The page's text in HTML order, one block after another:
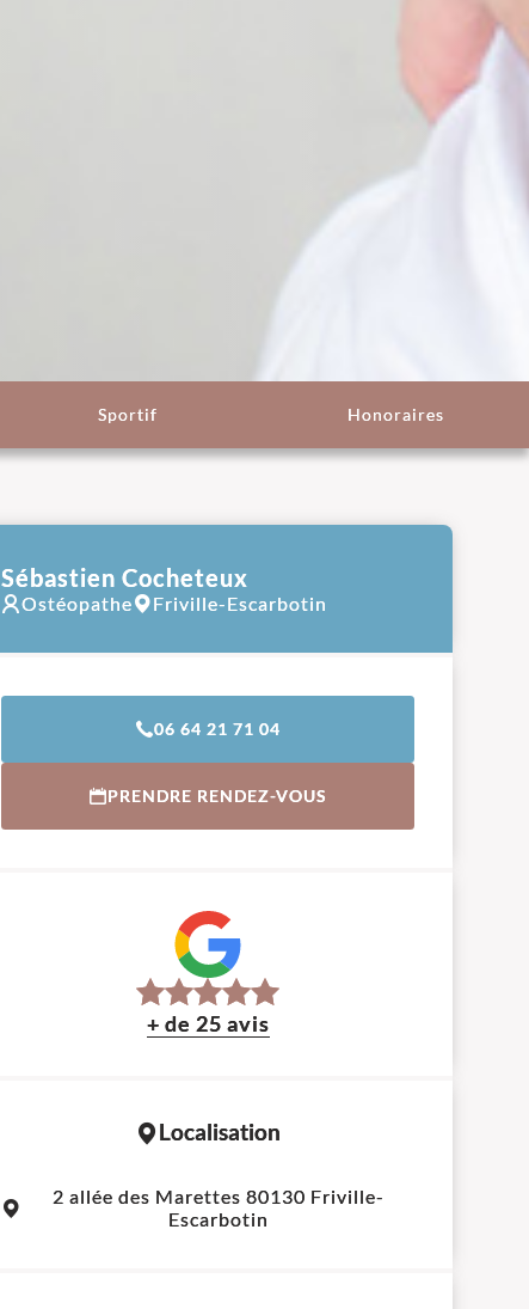
Sportif Honoraires
Sébastien Cocheteux
Ostéopathe Friville-Escarbotin
06 64 21 71 04
PRENDRE RENDEZ-VOUS
+ de 25 avis
Localisation
2 allée des Marettes 80130 Friville-
Escarbotin